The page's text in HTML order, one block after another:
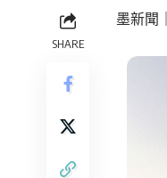
SHARE
墨新聞